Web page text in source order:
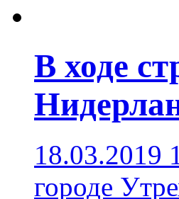
В ходе
18.03.2019
городе